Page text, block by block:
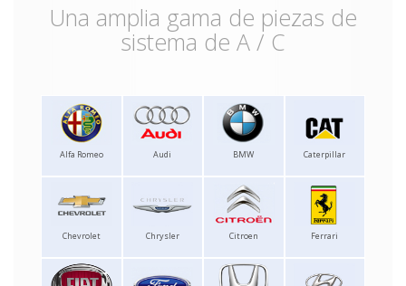
Una amplia gama de piezas de
sistema de A / C
Alfa Romeo Audi BMW Caterpillar
Chevrolet Chrysler Citroen Ferrari